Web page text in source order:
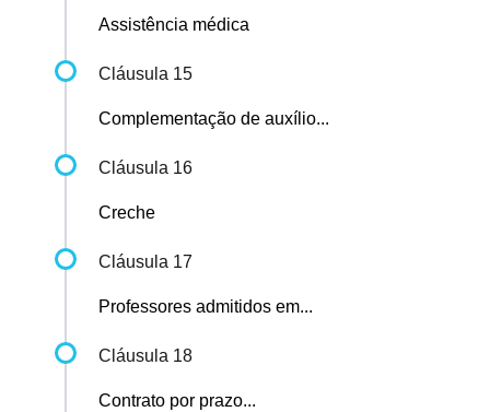
Assistência médica
Cláusula 15
Complementação de auxílio...
Cláusula 16
Creche
Cláusula 17
Professores admitidos em...
Cláusula 18
Contrato por prazo...